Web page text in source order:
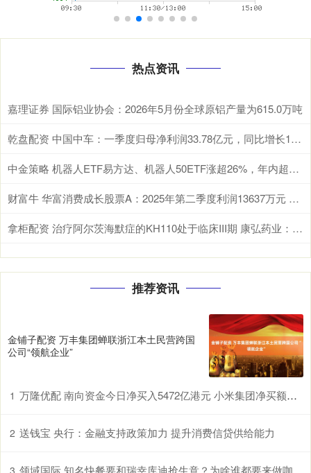
热点资讯
嘉理证券 国际铝业协会：2026年5月份全球原铝产量为615.0万吨
乾盘配资 中国中车：一季度归母净利润33.78亿元，同比增长10.66%
中金策略 机器人ETF易方达、机器人50ETF涨超26%，年内超百亿资金机器人ETF
财富牛 华富消费成长股票A：2025年第二季度利润13637万元 净值增长率108%
拿柜配资 治疗阿尔茨海默症的KH110处于临床III期 康弘药业：具一定的不确定性
推荐资讯
金铺子配资 万丰集团蝉联浙江本土民营跨国
公司“领航企业”
1 万隆优配 南向资金今日净买入5472亿港元 小米集团净买额居首
2 送钱宝 央行：金融支持政策加力 提升消费信贷供给能力
3 领域国际 知名快餐要和瑞幸库迪抢生意？为啥谁都要来做咖啡？